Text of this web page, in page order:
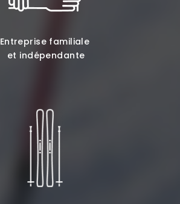
Entreprise familiale
et indépendante